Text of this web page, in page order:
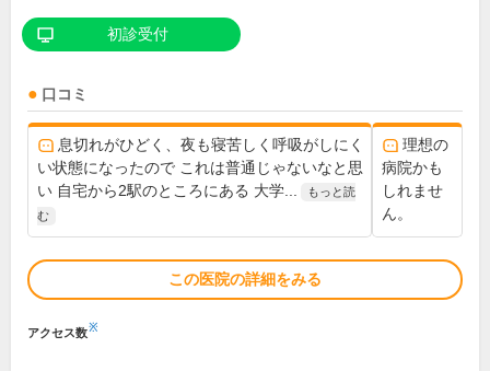
初診受付
口コミ
息切れがひどく、夜も寝苦しく呼吸がしにく
い状態になったので これは普通じゃないなと思
い 自宅から2駅のところにある 大学...
もっと読
む
理想の
病院かも
しれませ
ん。
この医院の詳細をみる
アクセス数※